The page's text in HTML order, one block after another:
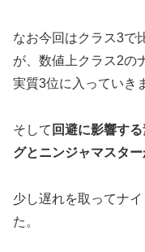
なお今回はクラス3で
が、数値上クラス2の
実質3位に入っていき
そして 回避に影響す
グとニンジャマスタ
少し遅れを取ってナ
た。